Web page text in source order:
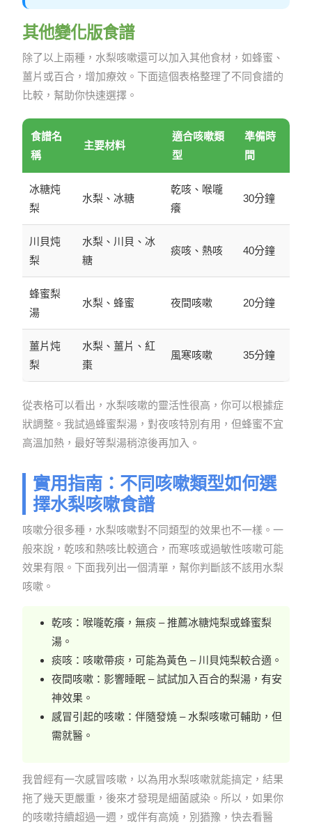
其他變化版食譜
除了以上兩種，水梨咳嗽還可以加入其他食材，如蜂蜜、
薑片或百合，增加療效。下面這個表格整理了不同食譜的
比較，幫助你快速選擇。
食譜名
稱
主要材料
適合咳嗽類
型
準備時
間
冰糖炖
梨
水梨、冰糖
乾咳、喉嚨
癢
30分鐘
川貝炖
梨
水梨、川貝、冰
糖
痰咳、熱咳 40分鐘
蜂蜜梨
湯
水梨、蜂蜜 夜間咳嗽 20分鐘
薑片炖
梨
水梨、薑片、紅
棗
風寒咳嗽 35分鐘
從表格可以看出，水梨咳嗽的靈活性很高，你可以根據症
狀調整。我試過蜂蜜梨湯，對夜咳特別有用，但蜂蜜不宜
高溫加熱，最好等梨湯稍涼後再加入。
實用指南：不同咳嗽類型如何選
擇水梨咳嗽食譜
咳嗽分很多種，水梨咳嗽對不同類型的效果也不一樣。一
般來說，乾咳和熱咳比較適合，而寒咳或過敏性咳嗽可能
效果有限。下面我列出一個清單，幫你判斷該不該用水梨
咳嗽。
乾咳：喉嚨乾癢，無痰 – 推薦冰糖炖梨或蜂蜜梨
湯。
痰咳：咳嗽帶痰，可能為黃色 – 川貝炖梨較合適。
夜間咳嗽：影響睡眠 – 試試加入百合的梨湯，有安
神效果。
感冒引起的咳嗽：伴隨發燒 – 水梨咳嗽可輔助，但
需就醫。
我曾經有一次感冒咳嗽，以為用水梨咳嗽就能搞定，結果
拖了幾天更嚴重，後來才發現是細菌感染。所以，如果你
的咳嗽持續超過一週，或伴有高燒，別猶豫，快去看醫